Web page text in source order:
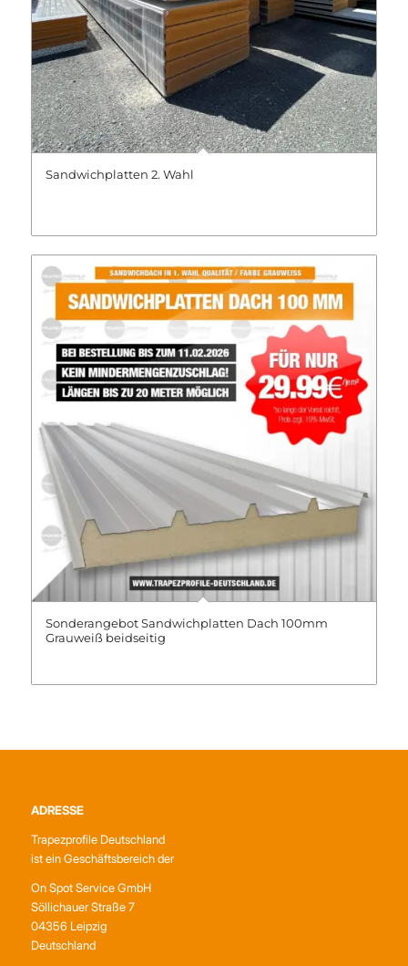
Sandwichplatten 2. Wahl
Sonderangebot Sandwichplatten Dach 100mm
Grauweiß beidseitig
ADRESSE
Trapezprofile Deutschland
ist ein Geschäftsbereich der
On Spot Service GmbH
Söllichauer Straße 7
04356 Leipzig
Deutschland